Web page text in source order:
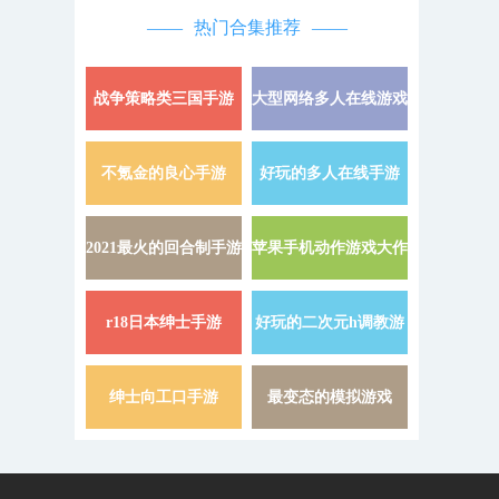
热门合集推荐
战争策略类三国手游 详情 »
大型网络多人在线游戏
不氪金的良心手游 详情 »
好玩的多人在线手游
2021最火的回合制手游 详情 »
苹果手机动作游戏大作
r18日本绅士手游 详情 »
好玩的二次元h调教游
戏
绅士向工口手游 详情 »
最变态的模拟游戏